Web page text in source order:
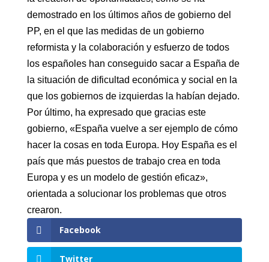
demostrado en los últimos años de gobierno del
PP, en el que las medidas de un gobierno
reformista y la colaboración y esfuerzo de todos
los españoles han conseguido sacar a España de
la situación de dificultad económica y social en la
que los gobiernos de izquierdas la habían dejado.
Por último, ha expresado que gracias este
gobierno, «España vuelve a ser ejemplo de cómo
hacer la cosas en toda Europa. Hoy España es el
país que más puestos de trabajo crea en toda
Europa y es un modelo de gestión eficaz»,
orientada a solucionar los problemas que otros
crearon.
Facebook
Twitter